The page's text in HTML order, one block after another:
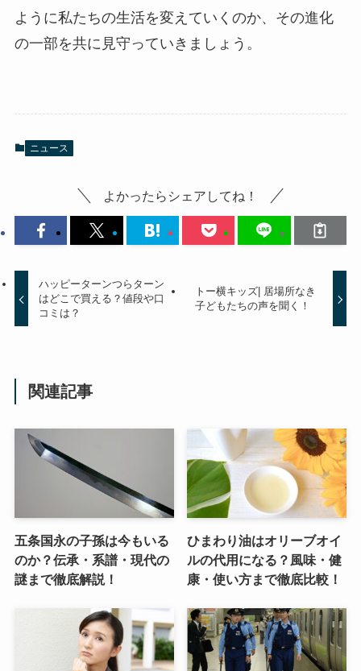
ように私たちの生活を変えていくのか、その進化
の一部を共に見守っていきましょう。
ニュース
よかったらシェアしてね！
ハッピーターンつらターン
はどこで買える？値段や口
コミは？
トー横キッズ| 居場所なき
子どもたちの声を聞く！
関連記事
五条国永の子孫は今もいる
のか？伝承・系譜・現代の
謎まで徹底解説！
ひまわり油はオリーブオイ
ルの代用になる？風味・健
康・使い方まで徹底比較！